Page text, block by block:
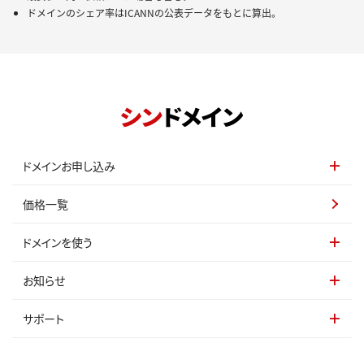
ドメインのシェア率はICANNの公表データをもとに算出。
ドメインお申し込み
価格一覧
ドメインを使う
お知らせ
サポート